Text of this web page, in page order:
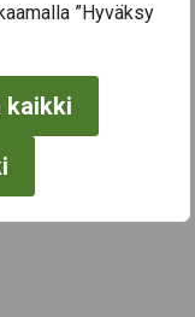
”Hyväksy
kaikki